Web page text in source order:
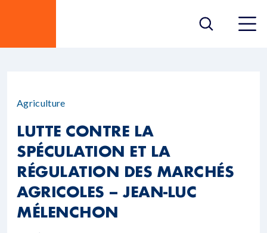
Agriculture
LUTTE CONTRE LA
SPÉCULATION ET LA
RÉGULATION DES MARCHÉS
AGRICOLES – JEAN-LUC
MÉLENCHON